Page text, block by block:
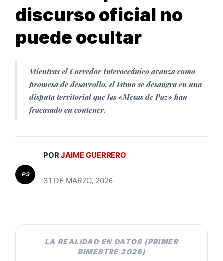
discurso oficial no
puede ocultar
Mientras el Corredor Interoceánico avanza como
promesa de desarrollo, el Istmo se desangra en una
disputa territorial que las «Mesas de Paz» han
fracasado en contener.
P3
PORJAIME GUERRERO
31 DE MARZO, 2026
LA REALIDAD EN DATOS (PRIMER
BIMESTRE 2026)